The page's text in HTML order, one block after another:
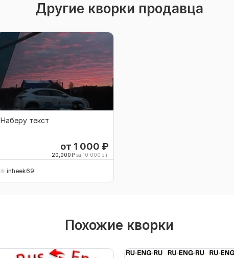
Другие кворки продавца
Наберу текст
от 1 000 ₽
20,000₽ за 10 000 зн.
inheek69
Похожие кворки